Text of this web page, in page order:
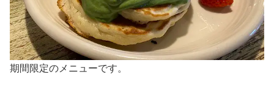
期間限定のメニューです。